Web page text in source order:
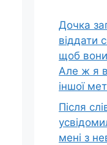
Дочка
віддати
щоб
Але ж я
іншої
Після
мені з